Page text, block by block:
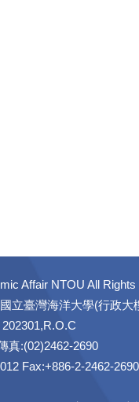
Affair NTOU All
立臺灣海洋大學(行政大
真:(02)2462-2690
Fax:+886-2-2462-2690